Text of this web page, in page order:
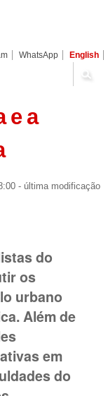
WhatsApp English
e a
- última modificação
do
os
urbano
Além de
em
do